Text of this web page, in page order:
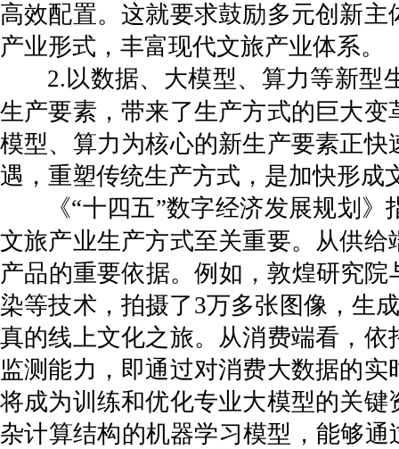
高效配置。这就要求鼓励多元创新
产业形式，丰富现代文旅产业体系。
2.以数据、大模型、算力等新型
生产要素，带来了生产方式的巨大
模型、算力为核心的新生产要素正
遇，重塑传统生产方式，是加快形成
《“十四五”数字经济发展规划
文旅产业生产方式至关重要。从供
产品的重要依据。例如，敦煌研究
染等技术，拍摄了3万多张图像，生
真的线上文化之旅。从消费端看，
监测能力，即通过对消费大数据的
将成为训练和优化专业大模型的关
杂计算结构的机器学习模型，能够